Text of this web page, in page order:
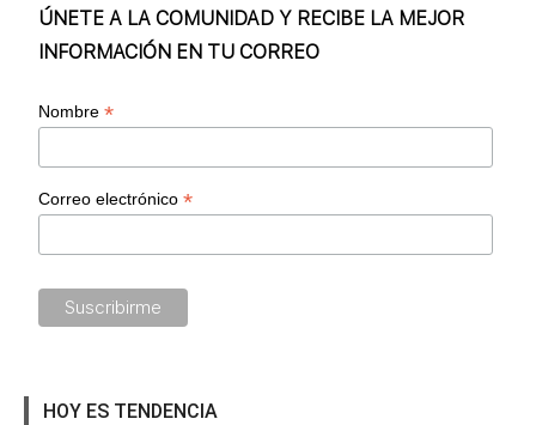
ÚNETE A LA COMUNIDAD Y RECIBE LA MEJOR
INFORMACIÓN EN TU CORREO
Nombre*
Correo electrónico*
HOY ES TENDENCIA